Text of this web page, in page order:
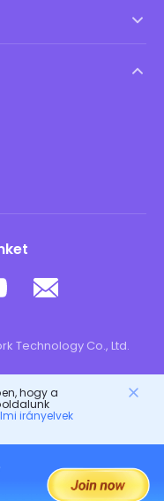
Technology Co., Ltd.
hogy a
irányelvek